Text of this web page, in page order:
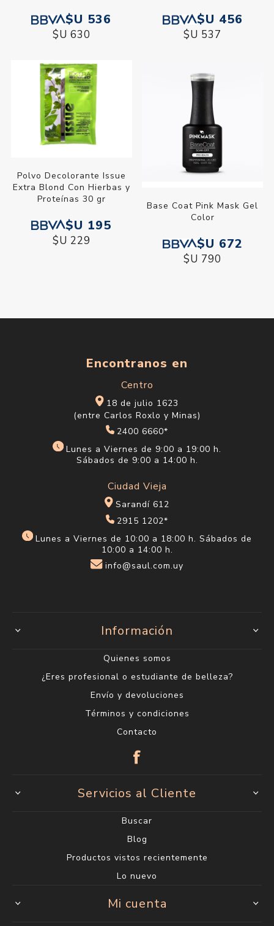
$U 536
$U 630
$U 456
$U 537
Polvo Decolorante Issue
Extra Blond Con Hierbas y
Proteínas 30 gr
$U 195
$U 229
Base Coat Pink Mask Gel
Color
$U 672
$U 790
Encontranos en
Centro
18 de julio 1623
(entre Carlos Roxlo y Minas)
2400 6660*
Lunes a Viernes de 9:00 a 19:00 h.
Sábados de 9:00 a 14:00 h.
Ciudad Vieja
Sarandí 612
2915 1202*
Lunes a Viernes de 10:00 a 18:00 h. Sábados de
10:00 a 14:00 h.
info@saul.com.uy
Información
Quienes somos
¿Eres profesional o estudiante de belleza?
Envío y devoluciones
Términos y condiciones
Contacto
Servicios al Cliente
Buscar
Blog
Productos vistos recientemente
Lo nuevo
Mi cuenta